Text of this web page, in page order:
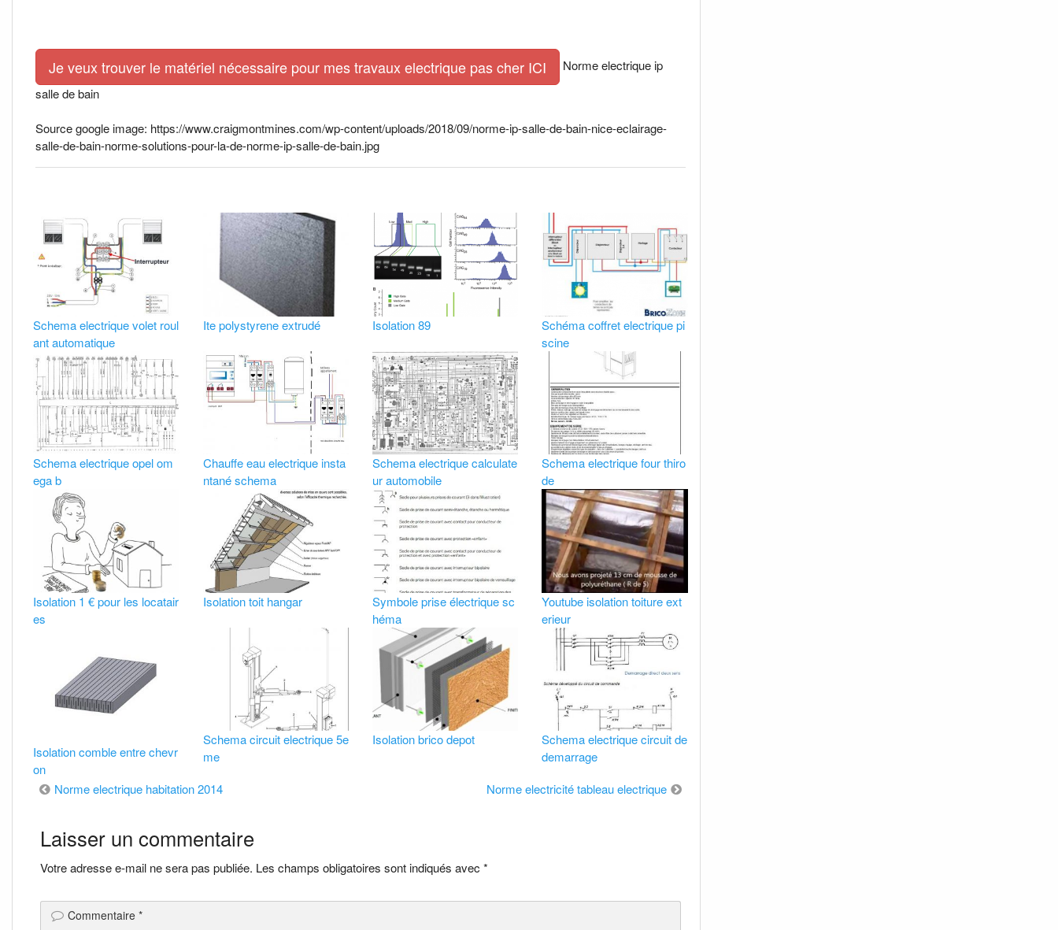
Je veux trouver le matériel nécessaire pour mes travaux electrique pas cher ICI
Norme electrique ip
salle de bain
Source google image: https://www.craigmontmines.com/wp-content/uploads/2018/09/norme-ip-salle-de-bain-nice-eclairage-
salle-de-bain-norme-solutions-pour-la-de-norme-ip-salle-de-bain.jpg
Schema electrique volet roul
ant automatique
Ite polystyrene extrudé Isolation 89
Schéma coffret electrique pi
scine
Schema electrique opel om
ega b
Chauffe eau electrique insta
ntané schema
Schema electrique calculate
ur automobile
Schema electrique four thiro
de
Isolation 1 € pour les locatair
es
Isolation toit hangar
Symbole prise électrique sc
héma
Youtube isolation toiture ext
erieur
Isolation comble entre chevr
on
Schema circuit electrique 5e
me
Isolation brico depot
Schema electrique circuit de
demarrage
Navigation
de
l’article
Norme electrique habitation 2014 Norme electricité tableau electrique
Laisser un commentaire
Votre adresse e-mail ne sera pas publiée. Les champs obligatoires sont indiqués avec *
Commentaire *